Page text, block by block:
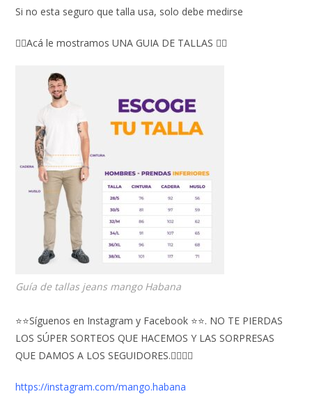
Si no esta seguro que talla usa, solo debe medirse
👇🏼Acá le mostramos UNA GUIA DE TALLAS 👇🏻
Guía de tallas jeans mango Habana
⭐⭐Síguenos en Instagram y Facebook ⭐⭐. NO TE PIERDAS
LOS SÚPER SORTEOS QUE HACEMOS Y LAS SORPRESAS
QUE DAMOS A LOS SEGUIDORES.👇🏻👇🏻
https://instagram.com/mango.habana